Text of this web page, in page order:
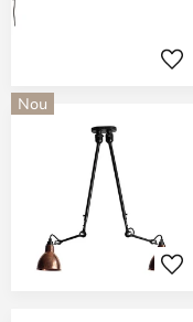
Nou